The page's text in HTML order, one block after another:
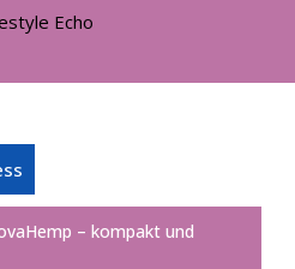
– kompakt und